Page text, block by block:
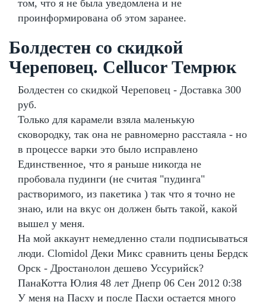
том, что я не была уведомлена и не
проинформирована об этом заранее.
Болдестен со скидкой
Череповец. Cellucor Темрюк
Болдестен со скидкой Череповец - Доставка 300
руб.
Только для карамели взяла маленькую
сковородку, так она не равномерно расстаяла - но
в процессе варки это было исправлено
Единственное, что я раньше никогда не
пробовала пудинги (не считая "пудинга"
растворимого, из пакетика ) так что я точно не
знаю, или на вкус он должен быть такой, какой
вышел у меня.
На мой аккаунт немедленно стали подписываться
люди. Clomidol Деки Микс сравнить цены Бердск
Орск - Дростанолон дешево Уссурийск?
ПанаКотта Юлия 48 лет Днепр 06 Сен 2012 0:38
У меня на Пасху и после Пасхи остается много